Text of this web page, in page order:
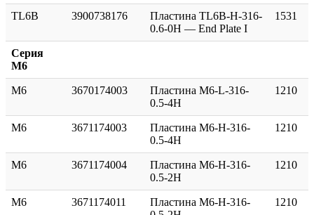
TL6B 3900738176
Пластина TL6B-H-316-
0.6-0H — End Plate I
1531
Серия
M6
M6 3670174003
Пластина M6-L-316-
0.5-4H
1210
M6 3671174003
Пластина M6-H-316-
0.5-4H
1210
M6 3671174004
Пластина M6-H-316-
0.5-2H
1210
M6 3671174011
Пластина M6-H-316-
1210